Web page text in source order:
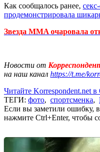
Как сообщалось ранее,
продемонстрировала
Звезда MMA очаровала
Новости от
на наш канал https://t.me/
Читайте Korrespondent.net
ТЕГИ: фото, спортсменка,
Если вы заметили ошибку,
нажмите Ctrl+Enter, чтобы